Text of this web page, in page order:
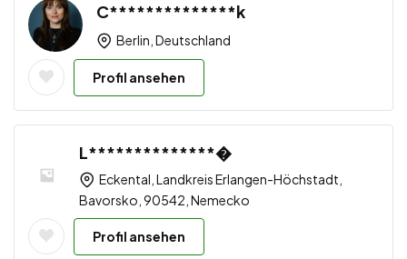
C**************k
Berlin, Deutschland
Profil ansehen
L**************�
Eckental, Landkreis Erlangen-Höchstadt,
Bavorsko, 90542, Nemecko
Profil ansehen